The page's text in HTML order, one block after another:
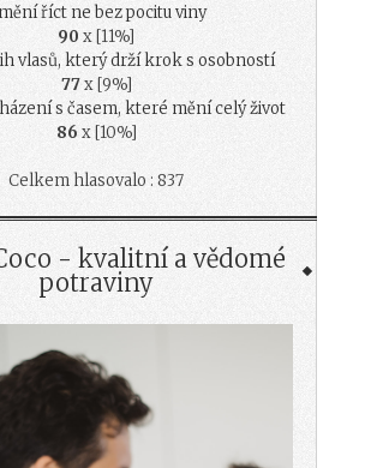
říct ne bez pocitu viny
90 x [11%]
vlasů, který drží krok s osobností
77x [9%]
s časem, které mění celý život
86 x [10%]
Celkem hlasovalo : 837
- kvalitní a vědomé
potraviny